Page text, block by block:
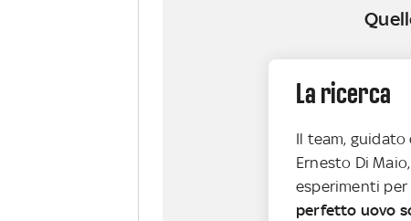
La ricerca
Il team, guidato
Ernesto Di
esperimenti
perfetto uovo